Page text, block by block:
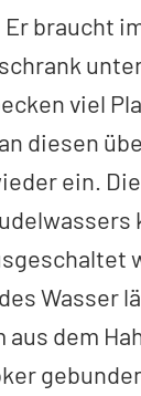
Er braucht
viel
diesen
ein.
Wasser
aus dem